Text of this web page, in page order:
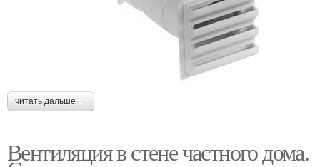
читать дальше →
Вентиляция в стене частного дома.